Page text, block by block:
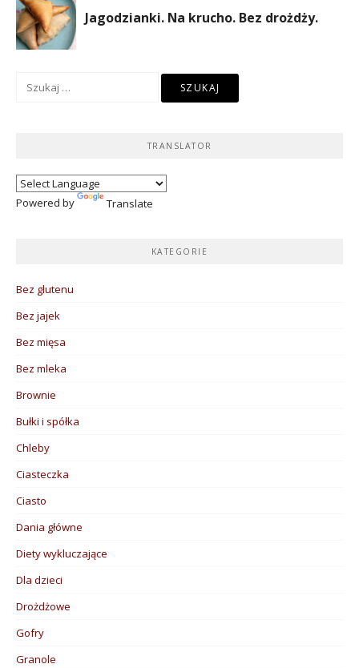
Szukaj:
TRANSLATOR
Powered by Translate
KATEGORIE
Bez glutenu
Bez jajek
Bez mięsa
Bez mleka
Brownie
Bułki i spółka
Chleby
Ciasteczka
Ciasto
Dania główne
Diety wykluczające
Dla dzieci
Drożdżowe
Gofry
Granole